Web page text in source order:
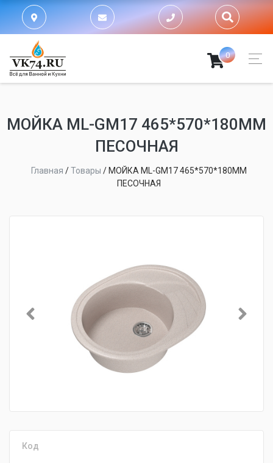
0
МОЙКА ML-GM17 465*570*180ММ
ПЕСОЧНАЯ
Главная /Товары / МОЙКА ML-GM17 465*570*180ММ
ПЕСОЧНАЯ
Код